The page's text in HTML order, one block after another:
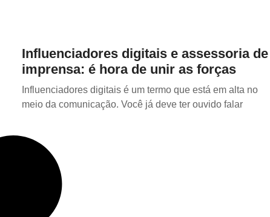
Influenciadores digitais e assessoria de
imprensa: é hora de unir as forças
Influenciadores digitais é um termo que está em alta no
meio da comunicação. Você já deve ter ouvido falar